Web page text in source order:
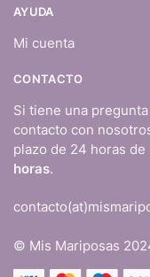
AYUDA
Mi cuenta
CONTACTO
Si tiene una
contacto con
plazo de 24 horas
horas.
© Mis Mariposas